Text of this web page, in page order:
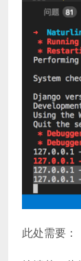
此处需要：